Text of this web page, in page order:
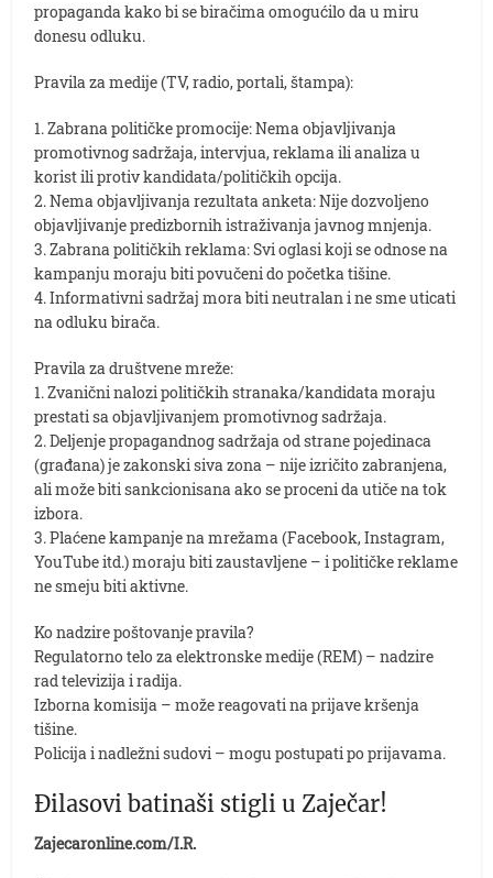
propaganda kako bi se biračima omogućilo da u miru
donesu odluku.
Pravila za medije (TV, radio, portali, štampa):
1. Zabrana političke promocije: Nema objavljivanja
promotivnog sadržaja, intervjua, reklama ili analiza u
korist ili protiv kandidata/političkih opcija.
2. Nema objavljivanja rezultata anketa: Nije dozvoljeno
objavljivanje predizbornih istraživanja javnog mnjenja.
3. Zabrana političkih reklama: Svi oglasi koji se odnose na
kampanju moraju biti povučeni do početka tišine.
4. Informativni sadržaj mora biti neutralan i ne sme uticati
na odluku birača.
Pravila za društvene mreže:
1. Zvanični nalozi političkih stranaka/kandidata moraju
prestati sa objavljivanjem promotivnog sadržaja.
2. Deljenje propagandnog sadržaja od strane pojedinaca
(građana) je zakonski siva zona – nije izričito zabranjena,
ali može biti sankcionisana ako se proceni da utiče na tok
izbora.
3. Plaćene kampanje na mrežama (Facebook, Instagram,
YouTube itd.) moraju biti zaustavljene – i političke reklame
ne smeju biti aktivne.
Ko nadzire poštovanje pravila?
Regulatorno telo za elektronske medije (REM) – nadzire
rad televizija i radija.
Izborna komisija – može reagovati na prijave kršenja
tišine.
Policija i nadležni sudovi – mogu postupati po prijavama.
Đilasovi batinaši stigli u Zaječar!
Zajecaronline.com/I.R.